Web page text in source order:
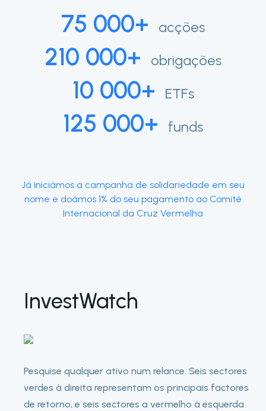
75 000+ acções
210 000+ obrigações
10 000+ ETFs
125 000+ funds
Já iniciámos a campanha de solidariedade em seu
nome e doámos 1% do seu pagamento ao Comité
Internacional da Cruz Vermelha
InvestWatch
Pesquise qualquer ativo num relance. Seis sectores
verdes à direita representam os principais factores
de retorno, e seis sectores a vermelho à esquerda